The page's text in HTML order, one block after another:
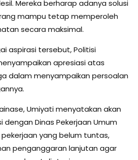
Mereka berharap adanya solusi
mampu tetap memperoleh
secara maksimal.
aspirasi tersebut, Politisi
apresiasi atas
dalam menyampaikan persoalan
Umiyati menyatakan akan
dengan Dinas Pekerjaan Umum
yang belum tuntas,
penganggaran lanjutan agar